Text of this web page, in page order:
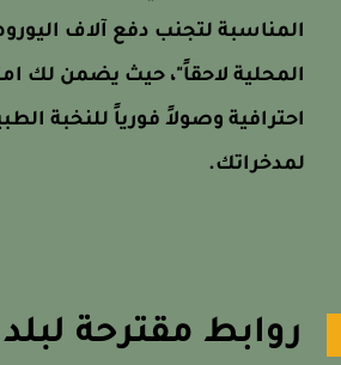
المناسبة لتجنب دفع آلاف
المحلية لاحقاً"، حيث يضمن لك
احترافية وصولاً فورياً للنخبة
لمدخراتك.
روابط مقترحة